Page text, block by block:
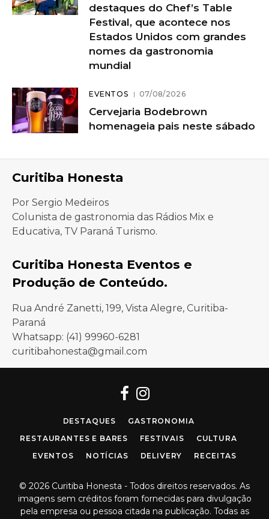
destaques do Chef’s Table
Festival, que acontece nos
Estados Unidos com grandes
nomes da gastronomia
mundial
EVENTOS 07/08/2026
Cervejaria Bodebrown
homenageia pais neste sábado
Curitiba Honesta
Por Sergio Medeiros
Colunista de gastronomia das Rádios Mix e
Educativa, TV Paraná Turismo.
Curitiba Honesta Eventos e
Produção de Conteúdo.
Rua André Zanetti, 199, Vista Alegre, Curitiba-
Paraná
Whatsapp: (41) 99960-6281
curitibahonesta@gmail.com
Facebook
Instagram
DESTAQUES
GASTRONOMIA
RESTAURANTES E BARES
FESTIVAIS
CULTURA
EVENTOS
NOTÍCIAS DELIVERY RECEITAS
© 2026 Curitiba Honesta - Todos direitos reservados. As
imagens sem créditos foram fornecidas para divulgação
pela empresa ou pessoa citada na publicação. Todas as